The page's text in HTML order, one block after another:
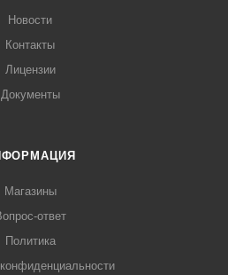
Новости
Контакты
Лицензии
Документы
Магазины
ответ
Политика